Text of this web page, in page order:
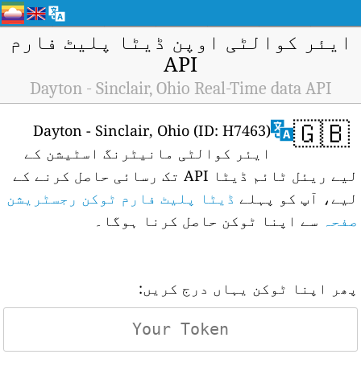
ایئر کوالٹی اوپن ڈیٹا پلیٹ فارم
API
Dayton - Sinclair, Ohio Real-Time data API
🇬🇧
Dayton - Sinclair, Ohio (ID: H7463)
ایئر کوالٹی مانیٹرنگ اسٹیشن کے
لیے ریئل ٹائم ڈیٹا API تک رسائی حاصل کرنے کے
لیے، آپ کو پہلے ڈیٹا پلیٹ فارم ٹوکن رجسٹریشن
صفحہ سے اپنا ٹوکن حاصل کرنا ہوگا۔
پھر اپنا ٹوکن یہاں درج کریں: